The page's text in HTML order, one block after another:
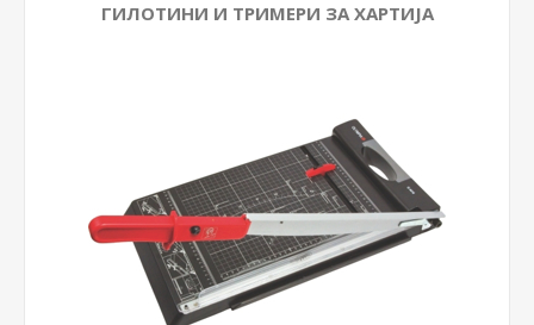
ГИЛОТИНИ И ТРИМЕРИ ЗА ХАРТИЈА